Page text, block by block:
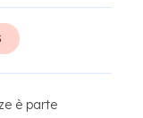
è parte